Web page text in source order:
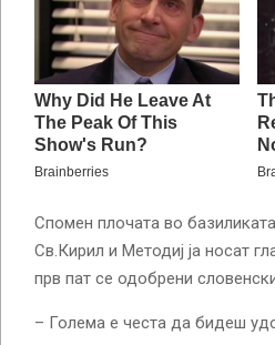
Спомен плочата во
Св.Кирил и Методиј ја носат
прв пат се одобрени
– Голема е честа да бидеш